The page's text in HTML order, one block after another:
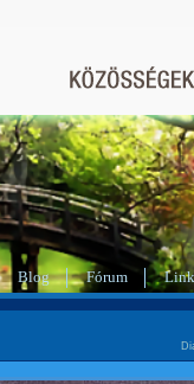
Blog Fórum